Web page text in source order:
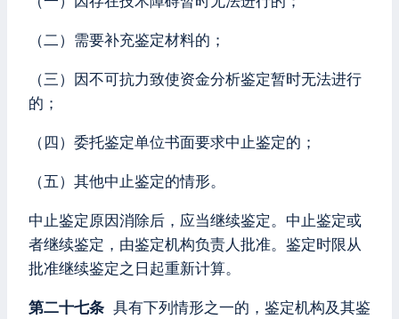
（二）需要补充鉴定材料的；
（三）因不可抗力致使资金分析鉴定暂时无法进行
的；
（四）委托鉴定单位书面要求中止鉴定的；
（五）其他中止鉴定的情形。
中止鉴定原因消除后，应当继续鉴定。中止鉴定或
者继续鉴定，由鉴定机构负责人批准。鉴定时限从
批准继续鉴定之日起重新计算。
第二十七条 具有下列情形之一的，鉴定机构及其鉴